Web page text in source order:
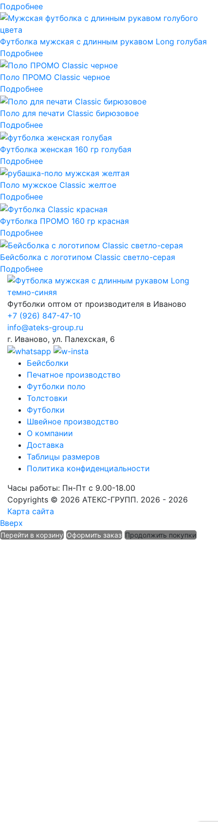
Подробнее
Футболка мужская с длинным рукавом Long голубая
Подробнее
Поло ПРОМО Classic черное
Подробнее
Поло для печати Classic бирюзовое
Подробнее
Футболка женская 160 гр голубая
Подробнее
Поло мужское Classic желтое
Подробнее
Футболка ПРОМО 160 гр красная
Подробнее
Бейсболка с логотипом Classic светло-серая
Подробнее
Футболки оптом от производителя в Иваново
+7 (926) 847-47-10
info@ateks-group.ru
г. Иваново, ул. Палехская, 6
Бейсболки
Печатное производство
Футболки поло
Толстовки
Футболки
Швейное производство
О компании
Доставка
Таблицы размеров
Политика конфиденциальности
Часы работы: Пн-Пт с 9.00-18.00
Copyrights © 2026 АТЕКС-ГРУПП. 2026 - 2026
Карта сайта
Вверх
Перейти в корзину Оформить заказ Продолжить покупки